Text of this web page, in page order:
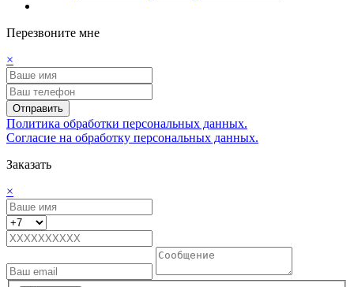
Перезвоните мне
×
Отправить
Политика обработки персональных данных.
Согласие на обработку персональных данных.
Заказать
×